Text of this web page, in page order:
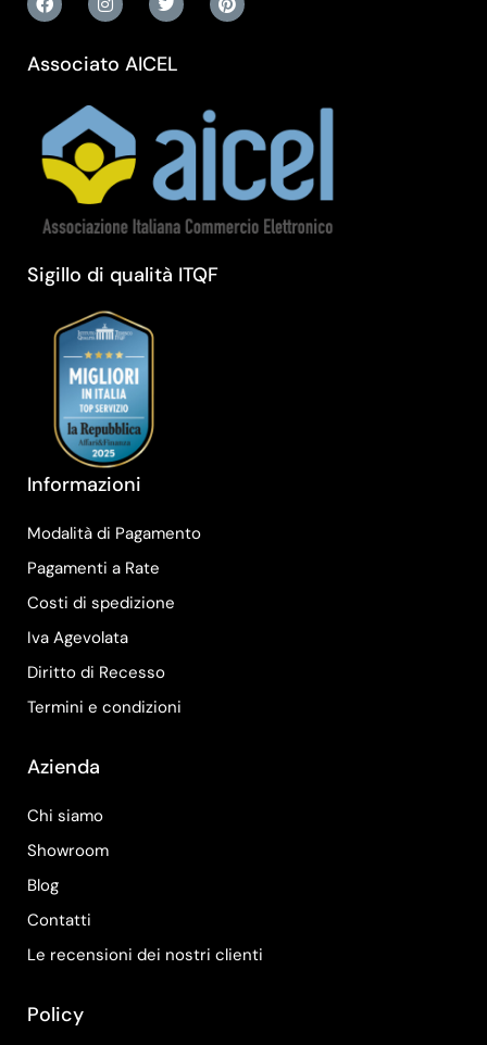
Associato AICEL
Sigillo di qualità ITQF
Informazioni
Modalità di Pagamento
Pagamenti a Rate
Costi di spedizione
Iva Agevolata
Diritto di Recesso
Termini e condizioni
Azienda
Chi siamo
Showroom
Blog
Contatti
Le recensioni dei nostri clienti
Policy